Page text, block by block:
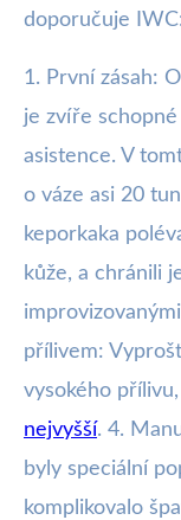
doporučuje
1. První zásah:
je zvíře
asistence. V
o váze asi 20
keporkaka
kůže, a chránili
přílivem:
vysokého
nejvyšší. 4.
byly speciální
komplikovalo